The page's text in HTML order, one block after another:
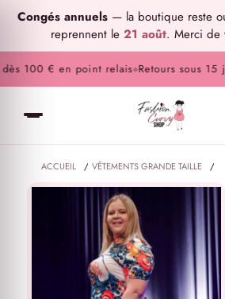
Congés annuels — la boutique reste
reprennent le 21 août. Merci de
100 € en point relais◆Retours sous 15
ACCUEIL / VÊTEMENTS GRANDE TAILLE
/
HAUTS ET TUNIQUES GRANDE TAILLE
/
ENSEMBLE GRANDE TAILLE TUNIQUE ET